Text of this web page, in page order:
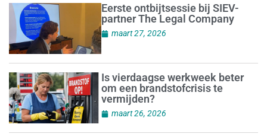
Eerste ontbijtsessie bij SIEV-
partner The Legal Company
maart 27, 2026
Is vierdaagse werkweek beter
om een brandstofcrisis te
vermijden?
maart 26, 2026